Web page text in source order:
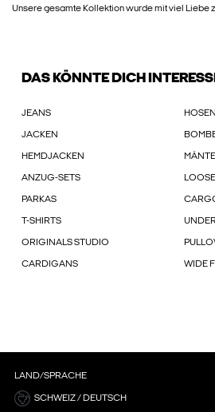
Unsere gesamte Kollektion wurde mit viel Liebe
DAS KÖNNTE DICH
JEANS HOSEN
JACKEN
HEMDJACKEN
ANZUG-SETS
PARKAS
T-SHIRTS
ORIGINALS STUDIO
CARDIGANS WIDE
LAND/SPRACHE
SCHWEIZ / DEUTSCH